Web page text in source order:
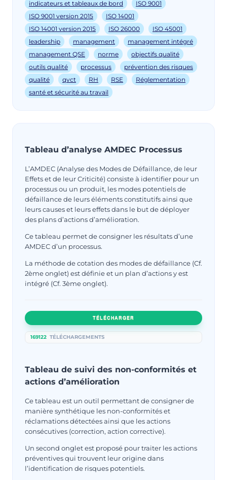
indicateurs et tableaux de bord
ISO 9001
ISO 9001 version 2015
ISO 14001
ISO 14001 version 2015
ISO 26000
ISO 45001
leadership
management
management intégré
management QSE
norme
objectifs qualité
outils qualité
processus
prévention des risques
qualité
qvct RH RSE
Réglementation
santé et sécurité au travail
Tableau d’analyse AMDEC Processus
L’AMDEC (Analyse des Modes de Défaillance, de leur
Effets et de leur Criticité) consiste à identifier pour un
processus ou un produit, les modes potentiels de
défaillance de leurs éléments constitutifs ainsi que
leurs causes et leurs effets dans le but de déployer
des plans d’actions d’amélioration.
Ce tableau permet de consigner les résultats d’une
AMDEC d’un processus.
La méthode de cotation des modes de défaillance (Cf.
2ème onglet) est définie et un plan d’actions y est
intégré (Cf. 3ème onglet).
TÉLÉCHARGER
169122 TÉLÉCHARGEMENTS
Tableau de suivi des non-conformités et
actions d’amélioration
Ce tableau est un outil permettant de consigner de
manière synthétique les non-conformités et
réclamations détectées ainsi que les actions
consécutives (correction, action corrective).
Un second onglet est proposé pour traiter les actions
préventives qui trouvent leur origine dans
l’identification de risques potentiels.